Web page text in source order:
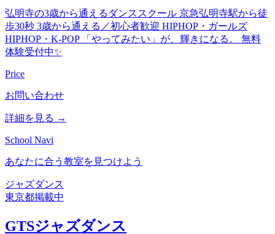
弘明寺の3歳から通えるダンススクール 京急弘明寺駅から徒
歩30秒 3歳から通える／初心者歓迎 HIPHOP・ガールズ
HIPHOP・K-POP 「やってみたい」が、輝きになる。 無料
体験受付中✨
Price
お問い合わせ
詳細を見る →
School Navi
あなたに合う教室を見つけよう
ジャズダンス
東京都掲載中
GTSジャズダンス